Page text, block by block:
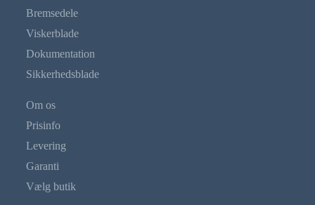
Bremsedele
Viskerblade
Dokumentation
Sikkerhedsblade
Om os
Prisinfo
Levering
Garanti
Vælg butik